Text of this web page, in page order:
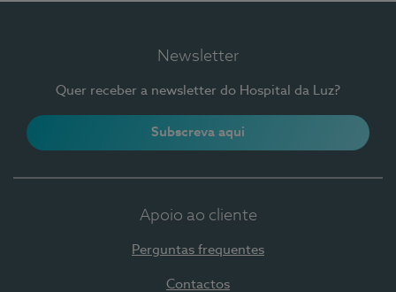
Newsletter
Quer receber a newsletter do Hospital da Luz?
Subscreva aqui
Apoio ao cliente
Perguntas frequentes
Contactos